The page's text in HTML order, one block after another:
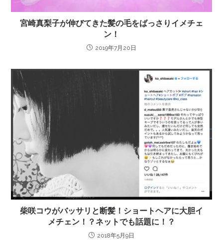
宮崎真梨子が伸びてきた髪の毛をばっさりイメチェ
ン！
2019年7月20日
柴咲コウがバッサリと断髪！ショートヘアに大胆イ
メチェン！？ネットでも話題に！？
2018年5月9日